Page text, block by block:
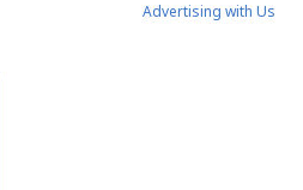
Advertising with Us